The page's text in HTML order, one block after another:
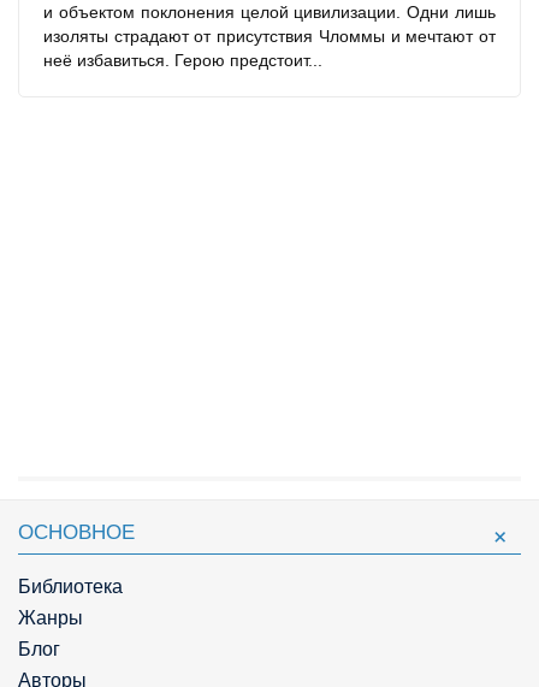
и объектом поклонения целой цивилизации. Одни лишь
изоляты страдают от присутствия Чломмы и мечтают от
неё избавиться. Герою предстоит...
ОСНОВНОЕ
Библиотека
Жанры
Блог
Авторы